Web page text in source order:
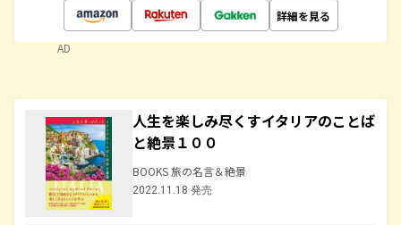
詳細を見る
AD
人生を楽しみ尽くすイタリアのことば
と絶景１００
BOOKS 旅の名言＆絶景
2022.11.18 発売